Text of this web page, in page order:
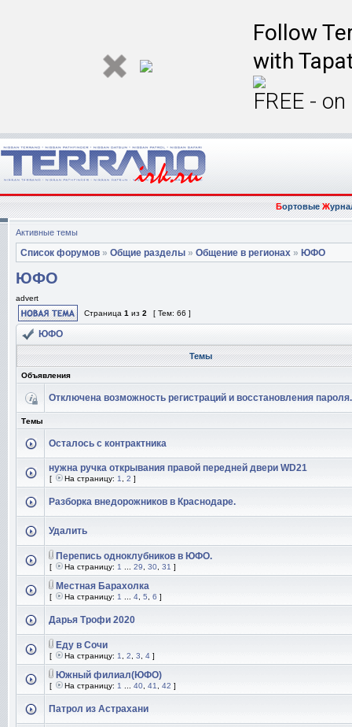
Follow
with
FREE -
БортовыеЖ
Активные темы
Список форумов » Общие разделы » Общение в регионах » ЮФО
ЮФО
advert
Страница 1 из 2 [ Тем: 66 ]
ЮФО
Темы
Объявления
Отключена возможность регистраций и восстановления пароля.
Темы
Осталось с контрактника
нужна ручка открывания правой передней двери WD21
[ На страницу: 1 2 ]
Разборка внедорожников в Краснодаре.
Удалить
Перепись одноклубников в ЮФО.
[ На страницу: 1 29 30 31 ]
Местная Барахолка
[ На страницу: 1 4 5 6 ]
Дарья Трофи 2020
Еду в Сочи
[ На страницу: 1 2 3 4 ]
Южный филиал(ЮФО)
[ На страницу: 1 40 41 42 ]
Патрол из Астрахани